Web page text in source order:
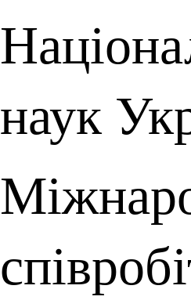
наук